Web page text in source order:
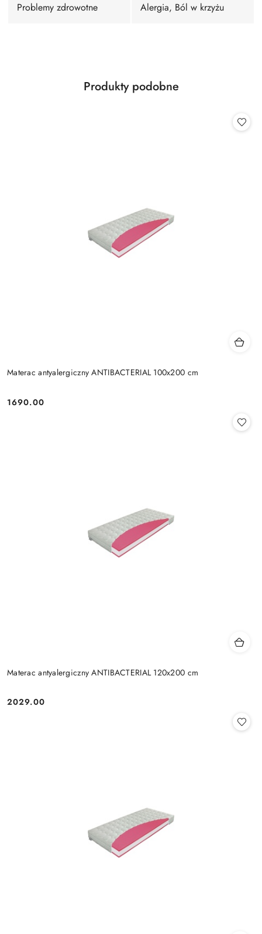
Problemy zdrowotne Alergia, Ból w krzyżu
Pomiń karuzelę produktów
Produkty
Produkty podobne
Materac antyalergiczny ANTIBACTERIAL 100x200 cm
Cena:
1690.00
Materac antyalergiczny ANTIBACTERIAL 120x200 cm
Cena:
2029.00